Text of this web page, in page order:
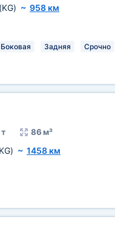
(KG) ~ 958 км
Боковая Задняя Срочно
86 м³
~ 1458 км